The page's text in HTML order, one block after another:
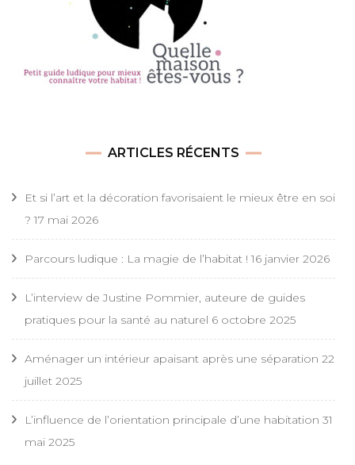
ARTICLES RÉCENTS
Et si l’art et la décoration favorisaient le mieux être en soi
? 17 mai 2026
Parcours ludique : La magie de l’habitat ! 16 janvier 2026
L’interview de Justine Pommier, auteure de guides
pratiques pour la santé au naturel 6 octobre 2025
Aménager un intérieur apaisant après une séparation 22
juillet 2025
L’influence de l’orientation principale d’une habitation 31
mai 2025